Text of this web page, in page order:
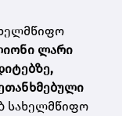
ლარი
სახელმწიფო